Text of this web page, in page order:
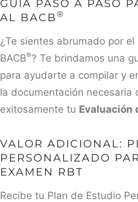
GUÍA PASO A PASO
AL BACB®
¿Te sientes abrumado por
BACB®? Te brindamos una
para ayudarte a compilar y
la documentación necesaria
exitosamente tu Evaluación
VALOR ADICIONAL:
PERSONALIZADO
EXAMEN RBT
Recibe tu Plan de Estudio